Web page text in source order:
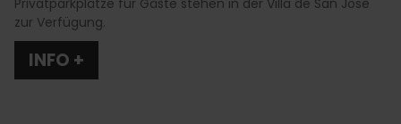
zur Verfügung.
INFO +